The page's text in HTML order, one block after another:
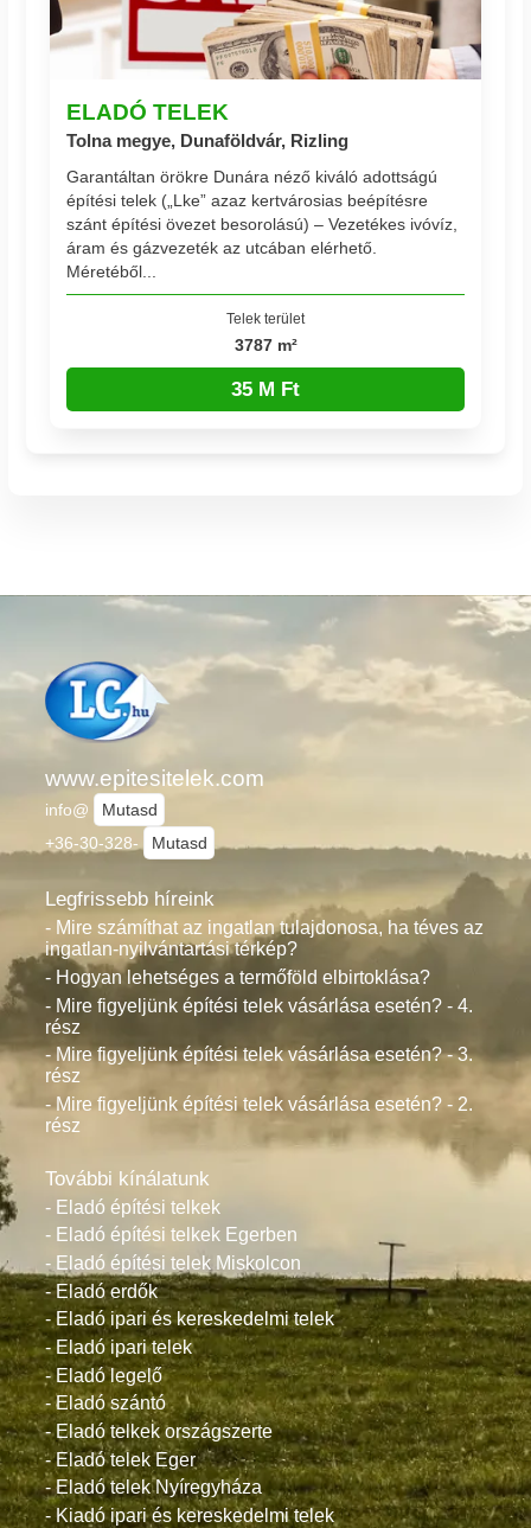
ELADÓ TELEK
Tolna megye, Dunaföldvár, Rizling
Garantáltan örökre Dunára néző kiváló adottságú
építési telek („Lke” azaz kertvárosias beépítésre
szánt építési övezet besorolású) – Vezetékes ivóvíz,
áram és gázvezeték az utcában elérhető.
Méretéből...
Telek terület
3787 m²
35 M Ft
www.epitesitelek.com
info@
Mutasd
+36-30-328-
Mutasd
Legfrissebb híreink
- Mire számíthat az ingatlan tulajdonosa, ha téves az
ingatlan-nyilvántartási térkép?
- Hogyan lehetséges a termőföld elbirtoklása?
- Mire figyeljünk építési telek vásárlása esetén? - 4.
rész
- Mire figyeljünk építési telek vásárlása esetén? - 3.
rész
- Mire figyeljünk építési telek vásárlása esetén? - 2.
rész
További kínálatunk
- Eladó építési telkek
- Eladó építési telkek Egerben
- Eladó építési telek Miskolcon
- Eladó erdők
- Eladó ipari és kereskedelmi telek
- Eladó ipari telek
- Eladó legelő
- Eladó szántó
- Eladó telkek országszerte
- Eladó telek Eger
- Eladó telek Nyíregyháza
- Kiadó ipari és kereskedelmi telek